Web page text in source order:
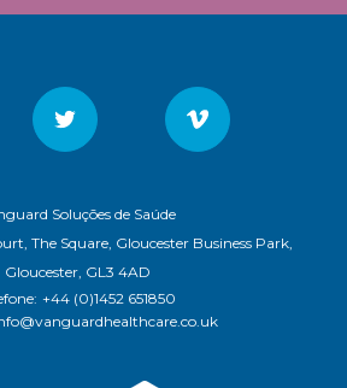
Soluções de Saúde
The Square, Gloucester Business Park,
Gloucester, GL3 4AD
+44 (0)1452 651850